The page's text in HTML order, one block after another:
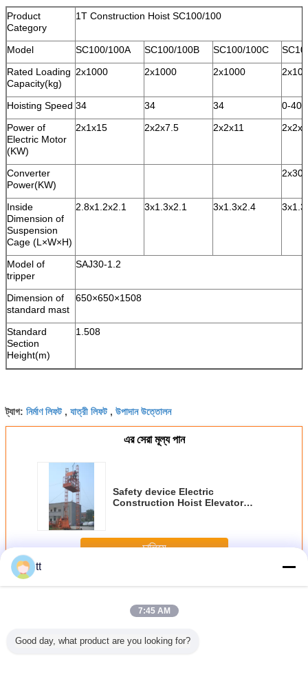
Product
Category
1T Construction Hoist SC100/100
Model SC100/100A SC100/100B SC100/100C
Rated Loading
Capacity(kg)
2x1000 2x1000 2x1000
Hoisting Speed 34 34 34
0-40
Power of
Electric Motor
(KW)
2x1x15 2x2x7.5 2x2x11
Converter
Power(KW)
2x30
Inside
Dimension of
Suspension
Cage (L×W×H)
2.8x1.2x2.1 3x1.3x2.1 3x1.3x2.4
Model of
tripper
SAJ30-1.2
Dimension of
standard mast
650×650×1508
Standard
Section
Height(m)
1.508
ট্যাগ: নির্মাণ লিফট, যাত্রী লিফট, উপাদান উত্তোলন
এর সেরা মূল্য পান
Safety device Electric
Construction Hoist Elevator
চালিয়ে
অধিকনির্মাণ উত্তোলন উত্তোলক
tt
7:45 AM
Good day, what product are you looking for?